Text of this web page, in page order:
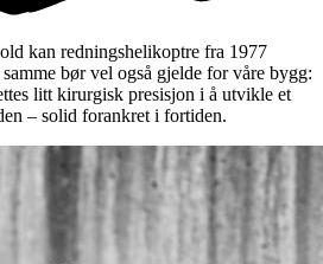
kan redningshelikoptre fra 1977
bør vel også gjelde for våre bygg:
litt kirurgisk presisjon i å utvikle et
– solid forankret i fortiden.